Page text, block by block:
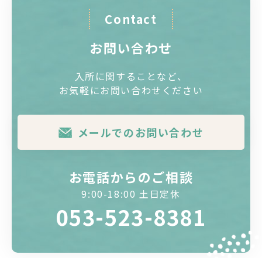
Contact
お問い合わせ
入所に関することなど、
お気軽にお問い合わせください
メールでのお問い合わせ
お電話からのご相談
9:00-18:00 土日定休
053-523-8381